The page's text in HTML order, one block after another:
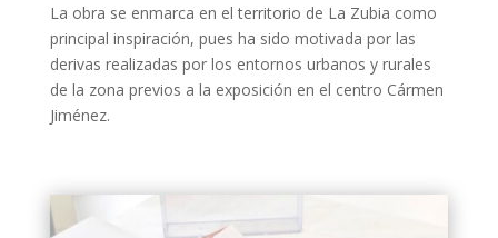
La obra se enmarca en el territorio de La Zubia como
principal inspiración, pues ha sido motivada por las
derivas realizadas por los entornos urbanos y rurales
de la zona previos a la exposición en el centro Cármen
Jiménez.